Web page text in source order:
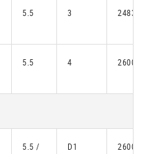
5.5 3 24838
5.5 4 26004
5.5 /
D1 26004